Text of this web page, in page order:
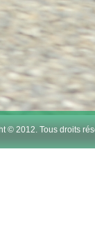
© 2012. Tous droits